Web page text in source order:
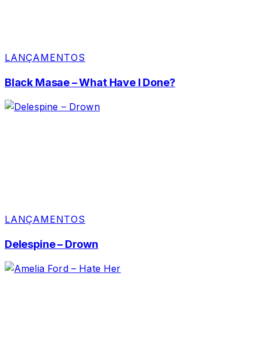
LANÇAMENTOS
Black Masae – What Have I Done?
LANÇAMENTOS
Delespine – Drown